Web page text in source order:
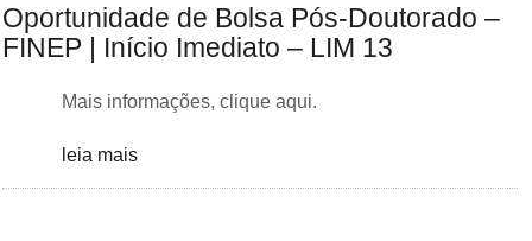
Oportunidade de Bolsa Pós-Doutorado –
FINEP | Início Imediato – LIM 13
Mais informações, clique aqui.
leia mais